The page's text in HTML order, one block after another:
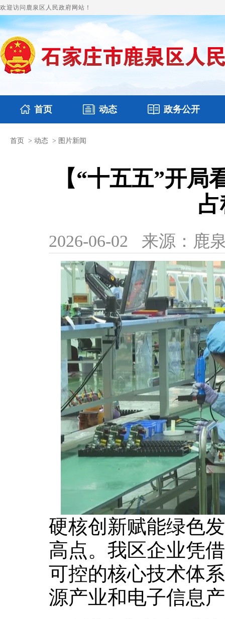
欢迎访问鹿泉区人民政府网站！
首页 动态
国务要闻
政务公开
本区文件
首页 > 动态 > 图片新闻
【“十五五”开
2026-06-02 来源：鹿
硬核创新赋能绿色
高点。我区企业凭
可控的核心技术体
源产业和电子信息